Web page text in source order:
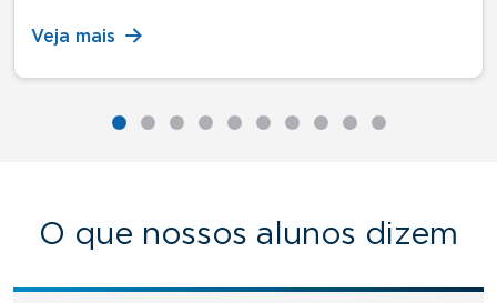
Veja mais
O que nossos alunos dizem